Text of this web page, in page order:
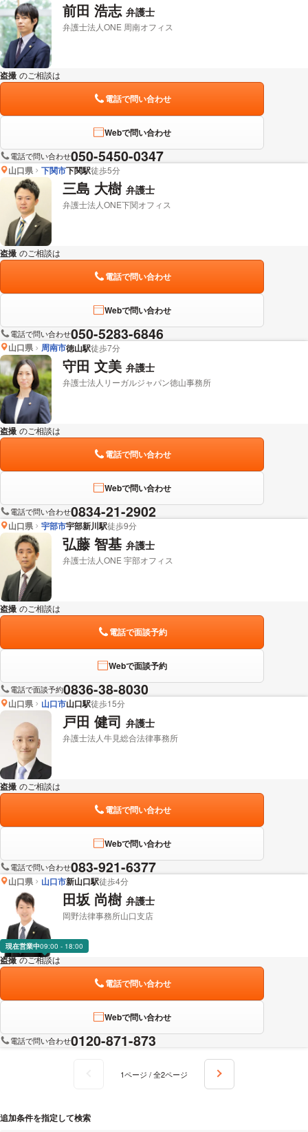
前田 浩志 弁護士
弁護士法人ONE 周南オフィス
盗撮 のご相談は
電話で問い合わせ
Webで問い合わせ
電話で問い合わせ050-5450-0347
山口県 下関市下関駅徒歩5分
三島 大樹 弁護士
弁護士法人ONE下関オフィス
盗撮 のご相談は
電話で問い合わせ
Webで問い合わせ
電話で問い合わせ050-5283-6846
山口県 周南市徳山駅徒歩7分
守田 文美 弁護士
弁護士法人リーガルジャパン徳山事務所
盗撮 のご相談は
電話で問い合わせ
Webで問い合わせ
電話で問い合わせ0834-21-2902
山口県 宇部市宇部新川駅徒歩9分
弘藤 智基 弁護士
弁護士法人ONE 宇部オフィス
盗撮 のご相談は
電話で面談予約
Webで面談予約
電話で面談予約0836-38-8030
山口県 山口市山口駅徒歩15分
戸田 健司 弁護士
弁護士法人牛見総合法律事務所
盗撮 のご相談は
電話で問い合わせ
Webで問い合わせ
電話で問い合わせ083-921-6377
山口県 山口市新山口駅徒歩4分
田坂 尚樹 弁護士
岡野法律事務所山口支店
現在営業中09:00 - 18:00
盗撮 のご相談は
電話で問い合わせ
Webで問い合わせ
電話で問い合わせ0120-871-873
1ページ / 全2ページ
追加条件を指定して検索